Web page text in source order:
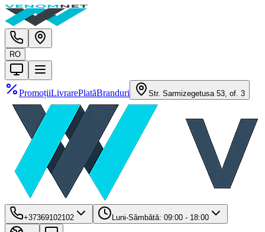
RO
PromoțiiLivrarePlatăBranduri Str. Sarmizegetusa 53, of. 3
+37369102102 Luni-Sâmbătă: 09:00 - 18:00